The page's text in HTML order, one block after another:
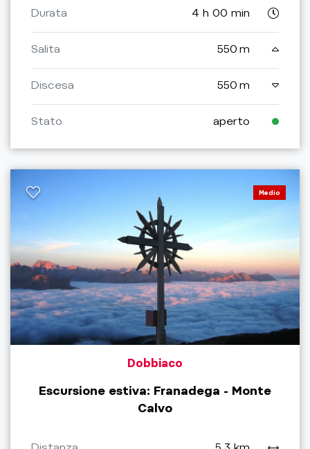
Durata 4 h 00 min
Salita 550 m
Discesa 550 m
Stato aperto
Medio
Dobbiaco
Escursione estiva: Franadega - Monte
Calvo